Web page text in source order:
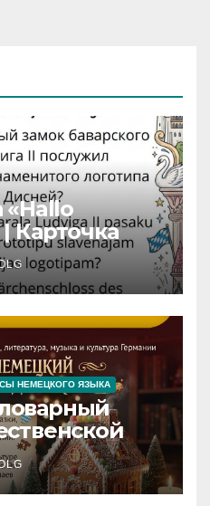
Карточка
/ Schloss der
НЕМЕЦКОГО ЯЗЫКА
немецкий